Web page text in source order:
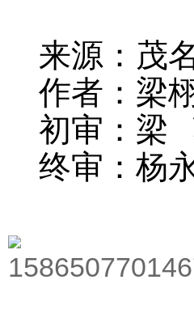
来源：茂
作者：梁
初审：梁
终审：杨